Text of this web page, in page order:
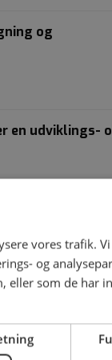
og
en udviklings-
vores trafik.
og
eller som de har